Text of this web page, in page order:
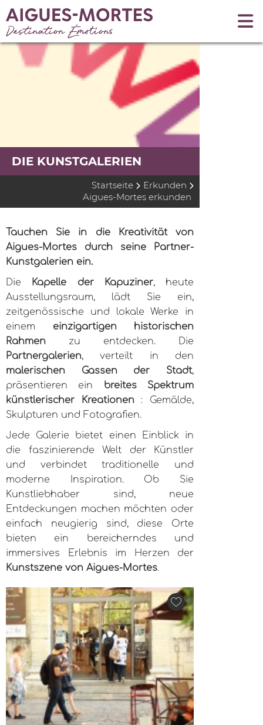
DIE KUNSTGALERIEN
Startseite
Erkunden
Aigues-Mortes erkunden
Tauchen Sie in die Kreativität von
Aigues-Mortes durch seine Partner-
Kunstgalerien ein.
Die Kapelle der Kapuziner, heute
Ausstellungsraum, lädt Sie ein,
zeitgenössische und lokale Werke in
einem einzigartigen historischen
Rahmen zu entdecken. Die
Partnergalerien, verteilt in den
malerischen Gassen der Stadt,
präsentieren ein breites Spektrum
künstlerischer Kreationen: Gemälde,
Skulpturen und Fotografien.
Jede Galerie bietet einen Einblick in
die faszinierende Welt der Künstler
und verbindet traditionelle und
moderne Inspiration. Ob Sie
Kunstliebhaber sind, neue
Entdeckungen machen möchten oder
einfach neugierig sind, diese Orte
bieten ein bereicherndes und
immersives Erlebnis im Herzen der
Kunstszene von Aigues-Mortes.